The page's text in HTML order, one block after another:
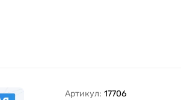
Артикул: 17706